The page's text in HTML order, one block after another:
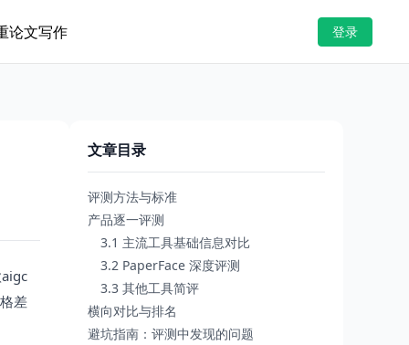
论文写作 登录
差
文章目录
评测方法与标准
产品逐一评测
3.1 主流工具基础信息对比
3.2 PaperFace 深度评测
3.3 其他工具简评
横向对比与排名
避坑指南：评测中发现的问题